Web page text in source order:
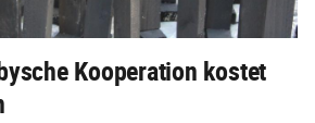
Kooperation kostet